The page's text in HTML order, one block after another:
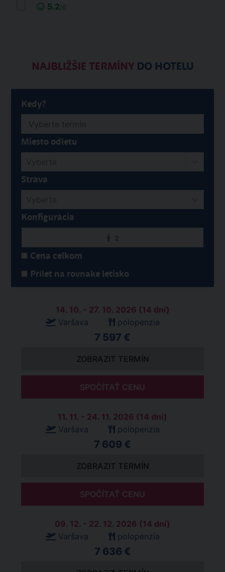
5.2/6
NAJBLIŽŠIE TERMÍNYDO HOTELU
Kedy?
Miesto odletu
Strava
Konfigurácia
Cena celkom
Prílet na rovnake letisko
14. 10. - 27. 10. 2026 (14 dní)
Varšava
polopenzia
7 597 €
ZOBRAZIT TERMÍN
SPOČÍTAŤ CENU
11. 11. - 24. 11. 2026 (14 dní)
Varšava
polopenzia
7 609 €
ZOBRAZIT TERMÍN
SPOČÍTAŤ CENU
09. 12. - 22. 12. 2026 (14 dní)
Varšava
polopenzia
7 636 €